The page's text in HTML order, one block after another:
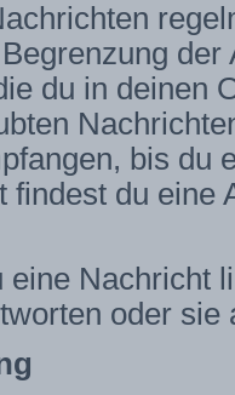
du in deinen
bis du
findest du eine
eine Nachricht
oder